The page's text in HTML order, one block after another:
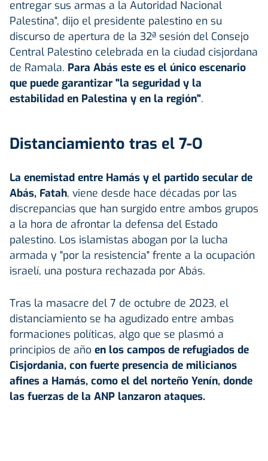
entregar sus armas a la Autoridad Nacional
Palestina", dijo el presidente palestino en su
discurso de apertura de la 32ª sesión del Consejo
Central Palestino celebrada en la ciudad cisjordana
de Ramala. Para Abás este es el único escenario
que puede garantizar "la seguridad y la
estabilidad en Palestina y en la región".
Distanciamiento tras el 7-O
La enemistad entre Hamás y el partido secular de
Abás, Fatah, viene desde hace décadas por las
discrepancias que han surgido entre ambos grupos
a la hora de afrontar la defensa del Estado
palestino. Los islamistas abogan por la lucha
armada y "por la resistencia" frente a la ocupación
israelí, una postura rechazada por Abás.
Tras la masacre del 7 de octubre de 2023, el
distanciamiento se ha agudizado entre ambas
formaciones políticas, algo que se plasmó a
principios de año en los campos de refugiados de
Cisjordania, con fuerte presencia de milicianos
afines a Hamás, como el del norteño Yenín, donde
las fuerzas de la ANP lanzaron ataques.